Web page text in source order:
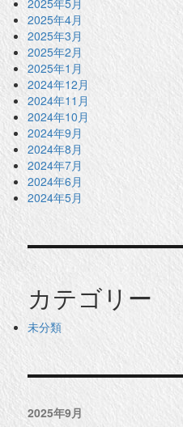
2025年4月
2025年3月
2025年2月
2025年1月
2024年12月
2024年11月
2024年10月
2024年9月
2024年8月
2024年7月
2024年6月
2024年5月
カテゴリー
未分類
2025年9月